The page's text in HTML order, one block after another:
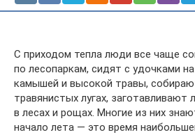
С приходом тепла люди все чаще
по лесопаркам, сидят с удочками
камышей и высокой травы,
травянистых лугах, заготавливают
в лесах и рощах. Многие из них
начало лета — это время